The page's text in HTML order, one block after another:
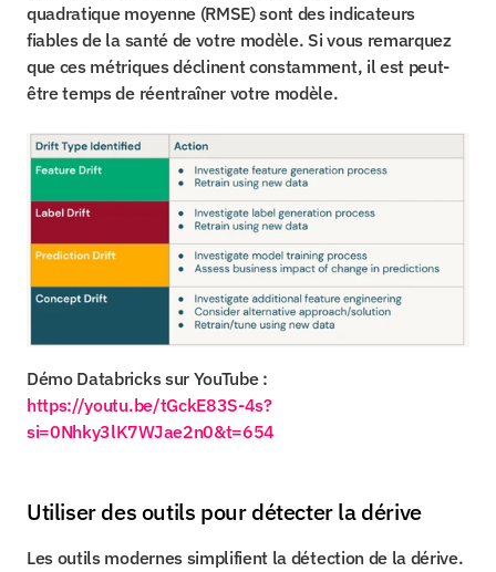
quadratique moyenne (RMSE) sont des indicateurs
fiables de la santé de votre modèle. Si vous remarquez
que ces métriques déclinent constamment, il est peut-
être temps de réentraîner votre modèle.
https://youtu.be/tGckE83S-4s?
si=0Nhky3lK7WJae2n0&t=654
Utiliser des outils pour détecter la dérive
Les outils modernes simplifient la détection de la dérive.